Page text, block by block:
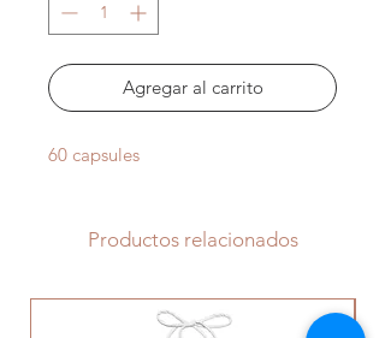
Agregar al carrito
60 capsules
Productos relacionados